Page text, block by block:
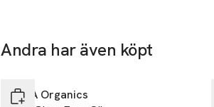
VAD GÖR DEN:
Andra har även köpt
KORA Organics